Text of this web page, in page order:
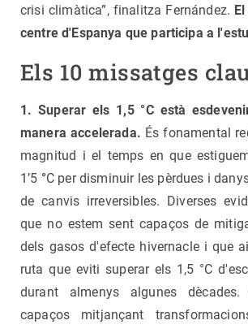
crisi climàtica”, finalitza Fernández.
centre d'Espanya que participa a
Els 10 missatges
1. Superar els 1,5 °C està
manera accelerada. És fonamental
magnitud i el temps en que
1’5 °C per disminuir les pèrdues i
de canvis irreversibles. Diverses
que no estem sent capaços de
dels gasos d'efecte hivernacle i que
ruta que eviti superar els 1,5 °C
durant almenys algunes dècades.
capaços mitjançant